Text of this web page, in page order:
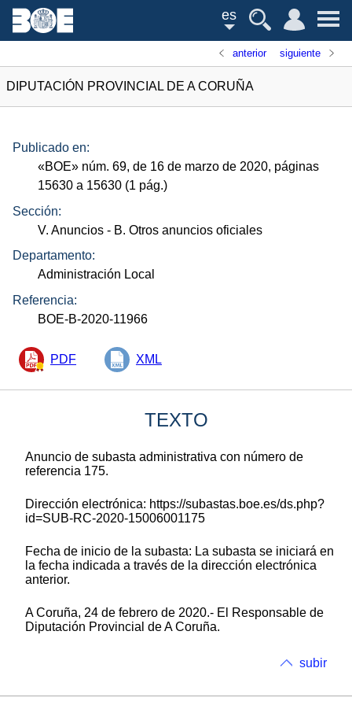
es
anterior siguiente
DIPUTACIÓN PROVINCIAL DE A CORUÑA
Publicado en:
«BOE» núm. 69, de 16 de marzo de 2020, páginas
15630 a 15630 (1 pág.)
Sección:
V. Anuncios - B. Otros anuncios oficiales
Departamento:
Administración Local
Referencia:
BOE-B-2020-11966
PDF XML
TEXTO
Anuncio de subasta administrativa con número de
referencia 175.
Dirección electrónica: https://subastas.boe.es/ds.php?
id=SUB-RC-2020-15006001175
Fecha de inicio de la subasta: La subasta se iniciará en
la fecha indicada a través de la dirección electrónica
anterior.
A Coruña, 24 de febrero de 2020.- El Responsable de
Diputación Provincial de A Coruña.
subir